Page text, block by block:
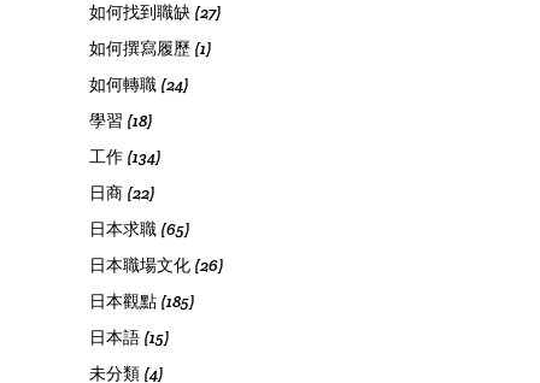
如何找到職缺 (27)
如何撰寫履歷 (1)
如何轉職 (24)
學習 (18)
工作 (134)
日商 (22)
日本求職 (65)
日本職場文化 (26)
日本觀點 (185)
日本語 (15)
未分類 (4)